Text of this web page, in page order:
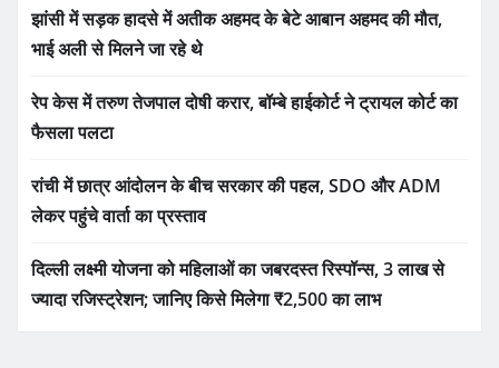
झांसी में सड़क हादसे में अतीक अहमद के बेटे आबान अहमद की मौत,
भाई अली से मिलने जा रहे थे
रेप केस में तरुण तेजपाल दोषी करार, बॉम्बे हाईकोर्ट ने ट्रायल कोर्ट का
फैसला पलटा
रांची में छात्र आंदोलन के बीच सरकार की पहल, SDO और ADM
लेकर पहुंचे वार्ता का प्रस्ताव
दिल्ली लक्ष्मी योजना को महिलाओं का जबरदस्त रिस्पॉन्स, 3 लाख से
ज्यादा रजिस्ट्रेशन; जानिए किसे मिलेगा ₹2,500 का लाभ